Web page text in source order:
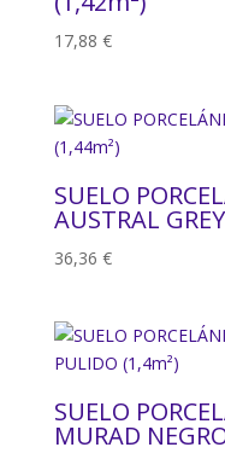
17,88 €
SUELO
AUSTRAL
36,36 €
SUELO
MURAD